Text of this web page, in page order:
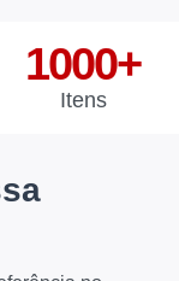
Itens
1000+